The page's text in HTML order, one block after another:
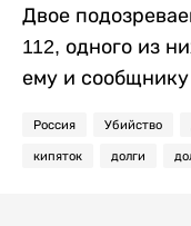
Двое
112, одного из
ему и
Россия Убийство
кипяток долги